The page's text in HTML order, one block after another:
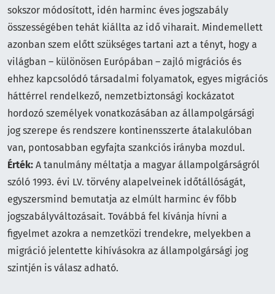
sokszor módosított, idén harminc éves jogszabály
összességében tehát kiállta az idő viharait. Mindemellett
azonban szem előtt szükséges tartani azt a tényt, hogy a
világban – különösen Európában – zajló migrációs és
ehhez kapcsolódó társadalmi folyamatok, egyes migrációs
háttérrel rendelkező, nemzetbiztonsági kockázatot
hordozó személyek vonatkozásában az állampolgársági
jog szerepe és rendszere kontinensszerte átalakulóban
van, pontosabban egyfajta szankciós irányba mozdul.
Érték: A tanulmány méltatja a magyar állampolgárságról
szóló 1993. évi LV. törvény alapelveinek időtállóságát,
egyszersmind bemutatja az elmúlt harminc év főbb
jogszabályváltozásait. Továbbá fel kívánja hívni a
figyelmet azokra a nemzetközi trendekre, melyekben a
migráció jelentette kihívásokra az állampolgársági jog
szintjén is válasz adható.